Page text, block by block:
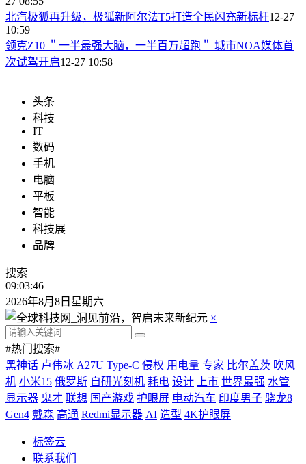
北汽极狐再升级，极狐新阿尔法T5打造全民闪充新标杆12-27
10:59
领克Z10 ＂一半最强大脑，一半百万超跑＂ 城市NOA媒体首
次试驾开启12-27 10:58
头条
科技
IT
数码
手机
电脑
平板
智能
科技展
品牌
搜索
09:03:47
2026年8月8日星期六
×
#热门搜索#
黑神话 卢伟冰 A27U Type-C 侵权 用电量 专家 比尔盖茨 吹风
机 小米15 俄罗斯 自研光刻机 耗电 设计 上市 世界最强 水管
显示器 鬼才 联想 国产游戏 护眼屏 电动汽车 印度男子 骁龙8
Gen4 戴森 高通 Redmi显示器 AI 造型 4K护眼屏
标签云
联系我们